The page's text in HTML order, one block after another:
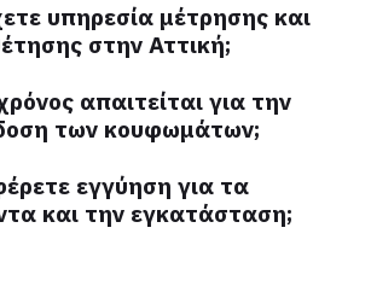
υπηρεσία μέτρησης και
στην Αττική;
απαιτείται για την
των κουφωμάτων;
εγγύηση για τα
και την εγκατάσταση;